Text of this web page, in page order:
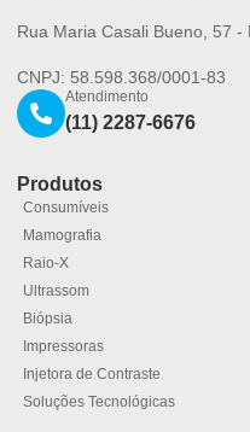
Rua Maria Casali Bueno, 57 -
CNPJ: 58.598.368/0001-83
Atendimento
(11) 2287-6676
Produtos
Consumíveis
Mamografia
Raio-X
Ultrassom
Biópsia
Impressoras
Injetora de Contraste
Soluções Tecnológicas